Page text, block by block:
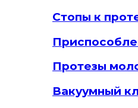
Стопы к
Протезы
Вакуумный